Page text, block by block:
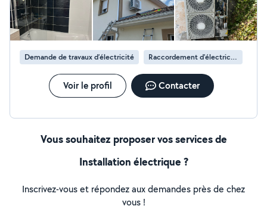
Demande de travaux d’électricité Raccordement d'électricité
Voir le profil Contacter
Vous souhaitez proposer vos services de
Installation électrique ?
Inscrivez-vous et répondez aux demandes près de chez
vous !